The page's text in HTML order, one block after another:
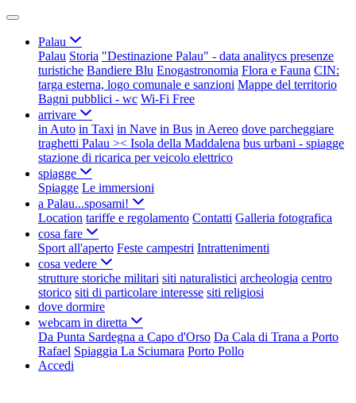
Palau
Palau Storia "Destinazione Palau" - data analitycs presenze
turistiche Bandiere Blu Enogastronomia Flora e Fauna CIN:
targa esterna, logo comunale e sanzioni Mappe del territorio
Bagni pubblici - wc Wi-Fi Free
arrivare
in Auto in Taxi in Nave in Bus in Aereo dove parcheggiare
traghetti Palau >< Isola della Maddalena bus urbani - spiagge
stazione di ricarica per veicolo elettrico
spiagge
Spiagge Le immersioni
a Palau...sposami!
Location tariffe e regolamento Contatti Galleria fotografica
cosa fare
Sport all'aperto Feste campestri Intrattenimenti
cosa vedere
strutture storiche militari siti naturalistici archeologia centro
storico siti di particolare interesse siti religiosi
dove dormire
webcam in diretta
Da Punta Sardegna a Capo d'Orso Da Cala di Trana a Porto
Rafael Spiaggia La Sciumara Porto Pollo
Accedi